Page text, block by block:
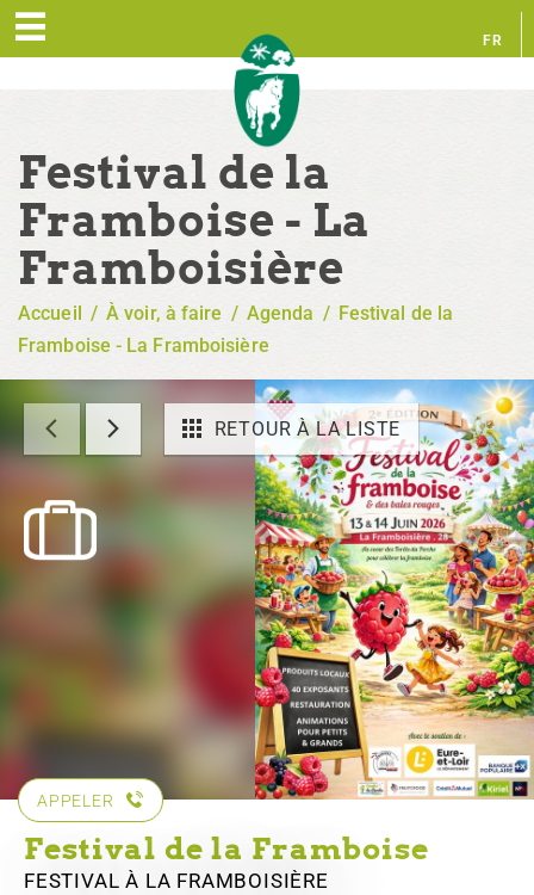
FR
Festival de la
Framboise - La
Framboisière
Accueil / À voir, à faire / Agenda / Festival de la
Framboise - La Framboisière
RETOUR À LA LISTE
APPELER
Festival de la Framboise
FESTIVALÀ LA FRAMBOISIÈRE